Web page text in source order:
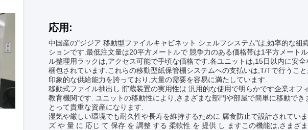
応用:
中国産の"ジジア 移動型ファイルキャビネット シェルフシステム"は,効率的な組
ションです.最低注文量は20平方メートルで 競争力のある価格帯は1平方メート
ル整理用ラックは,アクセス可能で手頃な価格です.各ユニットは,15日以内に安
梱包されています.これらの移動型紙保管棚システムへの支払いは,T/Tで行うこ
印象的な供給能力を誇っており,大量の需要を容易に満たしています.
移動式ファイル抽出し 貯蔵装置の実用性は 汎用的な使用で明らかです企業オ
教育機関です. ユニットの移動性により,さまざまな部門や部屋で簡単に移動で
とって貴重な資産になります.
湿気や厳しい環境でも耐久性や長寿を維持するために 腐食防止で設計されてい
ズ や 量 に 応じ て 保存 を 調整 する 柔軟性 を 提供 し ますこの機能は,さまざ